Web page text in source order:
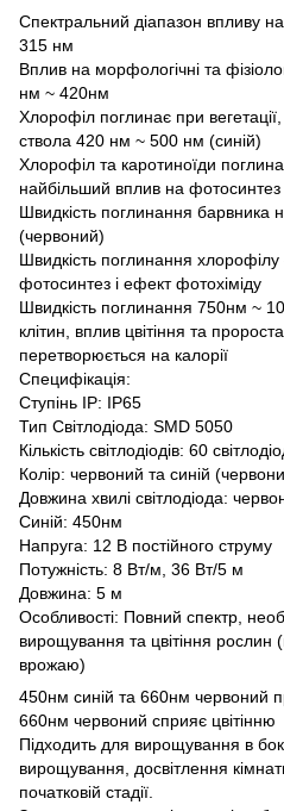
Спектральний діапазон впливу
315 нм
Вплив на морфологічні та
нм ~ 420нм
Хлорофіл поглинає при
ствола 420 нм ~ 500 нм (синій)
Хлорофіл та каротиноїди
найбільший вплив на
Швидкість поглинання барвника
(червоний)
Швидкість поглинання
фотосинтез і ефект фотохіміду
Швидкість поглинання 750нм ~
клітин, вплив цвітіння та
перетворюється на калорії
Специфікація:
Ступінь IP: IP65
Тип Світлодіода: SMD 5050
Кількість світлодіодів: 60
Колір: червоний та синій
Довжина хвилі світлодіода:
Синій: 450нм
Напруга: 12 В постійного струму
Потужність: 8 Вт/м, 36 Вт/5 м
Довжина: 5 м
Особливості: Повний спектр,
вирощування та цвітіння рослин
врожаю)
450нм синій та 660нм червоний
660нм червоний сприяє цвітінню
Підходить для вирощування в
вирощування, досвітлення
початковій стадії.